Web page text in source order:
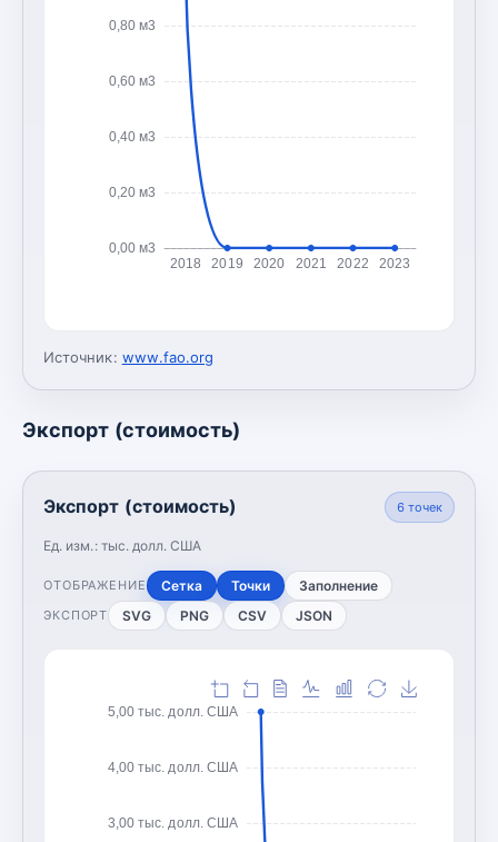
0,00 м3
0,20 м3
0,40 м3
0,60 м3
0,80 м3
2018 2019 2020 2021 2022 2023
Источник: www.fao.org
Экспорт (стоимость)
Экспорт (стоимость)
Ед. изм.: тыс. долл. США
6точек
ОТОБРАЖЕНИЕ Сетка Точки Заполнение
ЭКСПОРТ SVG PNG CSV JSON
3,00 тыс. долл. США
4,00 тыс. долл. США
5,00 тыс. долл. США